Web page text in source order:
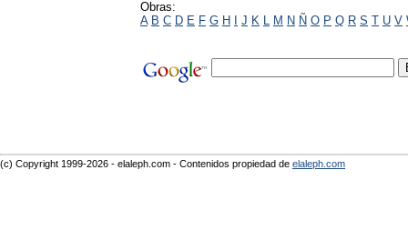
Obras:
A B C D E F G H I J K L M N Ñ O P Q R S T U V
(c) Copyright 1999-2026 - elaleph.com - Contenidos propiedad de elaleph.com